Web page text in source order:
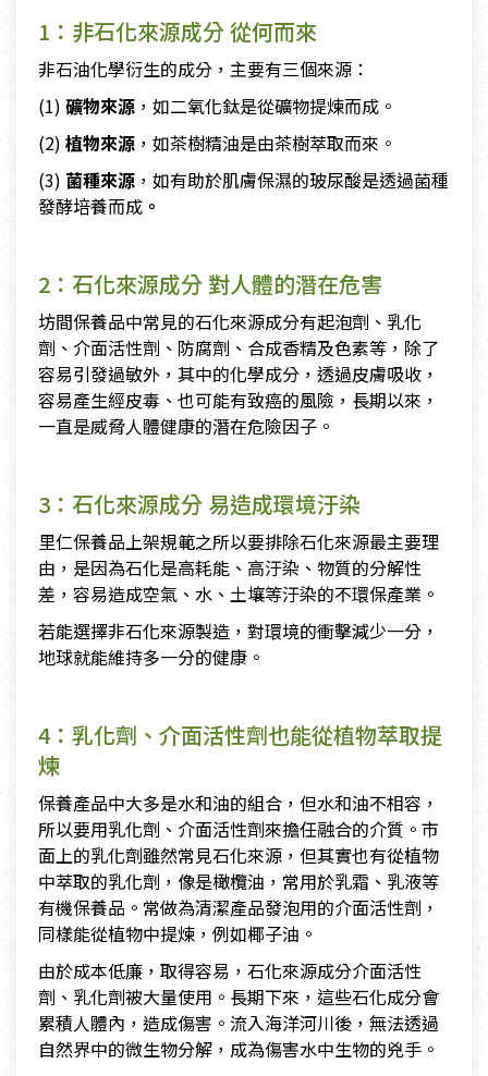
1：非石化來源成分 從何而來
非石油化學衍生的成分，主要有三個來源：
(1) 礦物來源 ，如二氧化鈦是從礦物提煉而成。
(2) 植物來源 ，如茶樹精油是由茶樹萃取而來。
(3) 菌種來源 ，如有助於肌膚保濕的玻尿酸是透過菌種
發酵培養而成 。
2：石化來源成分 對人體的潛在危害
坊間保養品中常見的石化來源成分有起泡劑、乳化
劑、介面活性劑、防腐劑、合成香精及色素等，除了
容易引發過敏外，其中的化學成分，透過皮膚吸收，
容易產生經皮毒、也可能有致癌的風險，長期以來，
一直是威脅人體健康的潛在危險因子。
3：石化來源成分 易造成環境汙染
里仁保養品上架規範之所以要排除石化來源最主要理
由，是因為石化是高耗能、高汙染、物質的分解性
差，容易造成空氣、水、土壤等汙染的不環保產業。
若能選擇非石化來源製造，對環境的衝擊減少一分，
地球就能維持多一分的健康。
4：乳化劑、介面活性劑也能從植物萃取提
煉
保養產品中大多是水和油的組合，但水和油不相容，
所以要用乳化劑、介面活性劑來擔任融合的介質。市
面上的乳化劑雖然常見石化來源，但其實也有從植物
中萃取的乳化劑，像是橄欖油，常用於乳霜、乳液等
有機保養品。常做為清潔產品發泡用的介面活性劑，
同樣能從植物中提煉，例如椰子油。
由於成本低廉，取得容易，石化來源成分介面活性
劑、乳化劑被大量使用。長期下來，這些石化成分會
累積人體內，造成傷害。流入海洋河川後，無法透過
自然界中的微生物分解，成為傷害水中生物的兇手。